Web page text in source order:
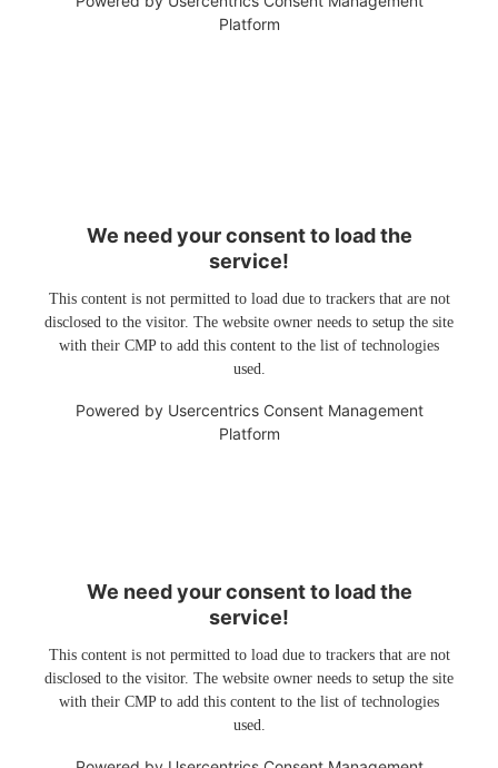
Platform
We need your consent to load the
service!
This content is not permitted to load due to trackers that are not
disclosed to the visitor. The website owner needs to setup the site
with their CMP to add this content to the list of technologies
used.
Powered by Usercentrics Consent Management
Platform
We need your consent to load the
service!
This content is not permitted to load due to trackers that are not
disclosed to the visitor. The website owner needs to setup the site
with their CMP to add this content to the list of technologies
used.